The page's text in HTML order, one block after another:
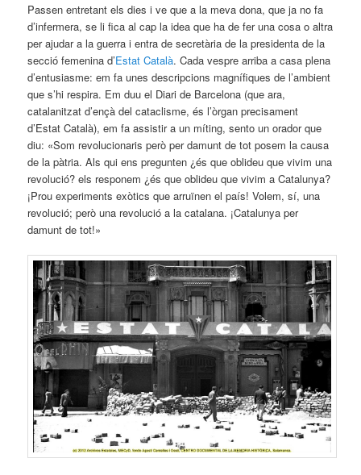
Passen entretant els dies i ve que a la meva dona, que ja no fa
d’infermera, se li fica al cap la idea que ha de fer una cosa o altra
per ajudar a la guerra i entra de secretària de la presidenta de la
secció femenina d’Estat Català. Cada vespre arriba a casa plena
d’entusiasme: em fa unes descripcions magnífiques de l’ambient
que s’hi respira. Em duu el Diari de Barcelona (que ara,
catalanitzat d’ençà del cataclisme, és l’òrgan precisament
d’Estat Català), em fa assistir a un míting, sento un orador que
diu: «Som revolucionaris però per damunt de tot posem la causa
de la pàtria. Als qui ens pregunten ¿és que oblideu que vivim una
revolució? els responem ¿és que oblideu que vivim a Catalunya?
¡Prou experiments exòtics que arruïnen el país! Volem, sí, una
revolució; però una revolució a la catalana. ¡Catalunya per
damunt de tot!»